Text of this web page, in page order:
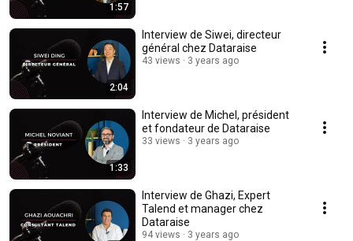
1:57
2:04
Interview de Siwei, directeur
général chez Dataraise
43 views 3 years ago
1:33
Interview de Michel, président
et fondateur de Dataraise
33 views 3 years ago
Interview de Ghazi, Expert
Talend et manager chez
Dataraise
94 views 3 years ago